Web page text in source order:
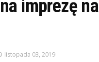
imprezę na
listopada 03, 2019